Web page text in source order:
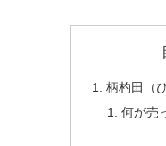
柄杓田（
何が売